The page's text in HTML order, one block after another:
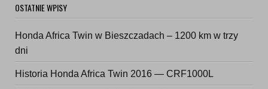
OSTATNIE WPISY
Honda Africa Twin w Bieszczadach – 1200 km w trzy
dni
Historia Honda Africa Twin 2016 — CRF1000L